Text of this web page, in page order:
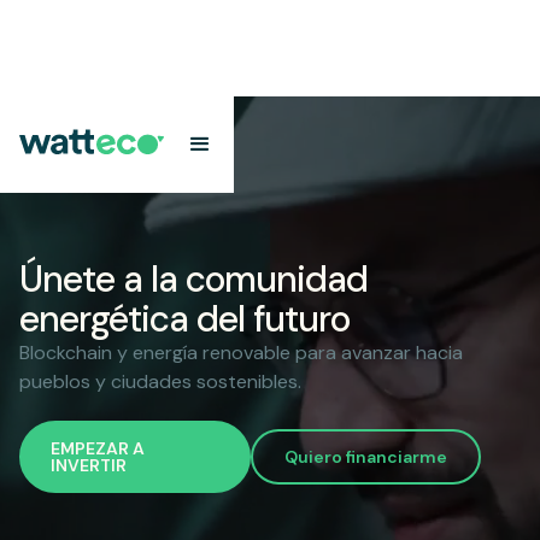
Únete a la comunidad
energética del futuro
Blockchain y energía renovable para avanzar hacia
pueblos y ciudades sostenibles.
EMPEZAR A
INVERTIR Quiero financiarme